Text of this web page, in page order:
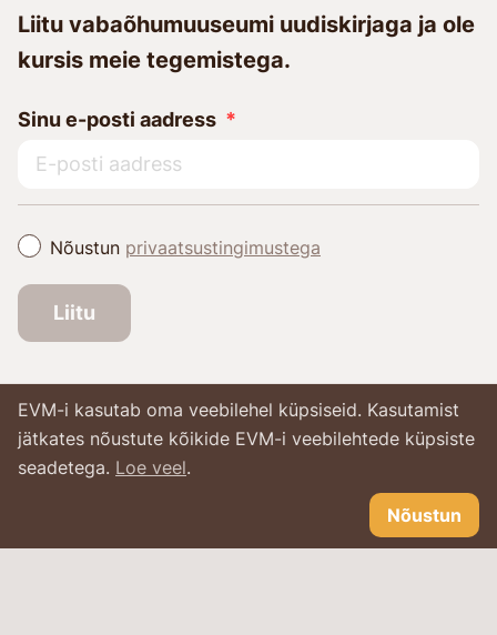
Liitu vabaõhumuuseumi uudiskirjaga ja ole
kursis meie tegemistega.
Sinu e-posti aadress
Nõustun privaatsustingimustega
Liitu
EVM-i kasutab oma veebilehel küpsiseid. Kasutamist
jätkates nõustute kõikide EVM-i veebilehtede küpsiste
seadetega. Loe veel.
Nõustun